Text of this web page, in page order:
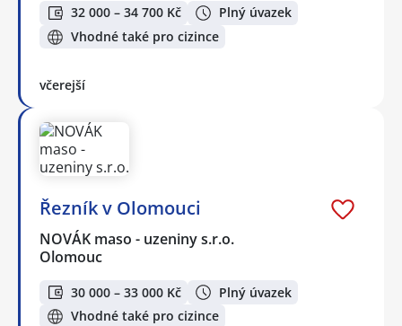
32 000 – 34 700 Kč
Plný úvazek
Vhodné také pro cizince
včerejší
Řezník v Olomouci
NOVÁK maso - uzeniny s.r.o.
Olomouc
30 000 – 33 000 Kč
Plný úvazek
Vhodné také pro cizince